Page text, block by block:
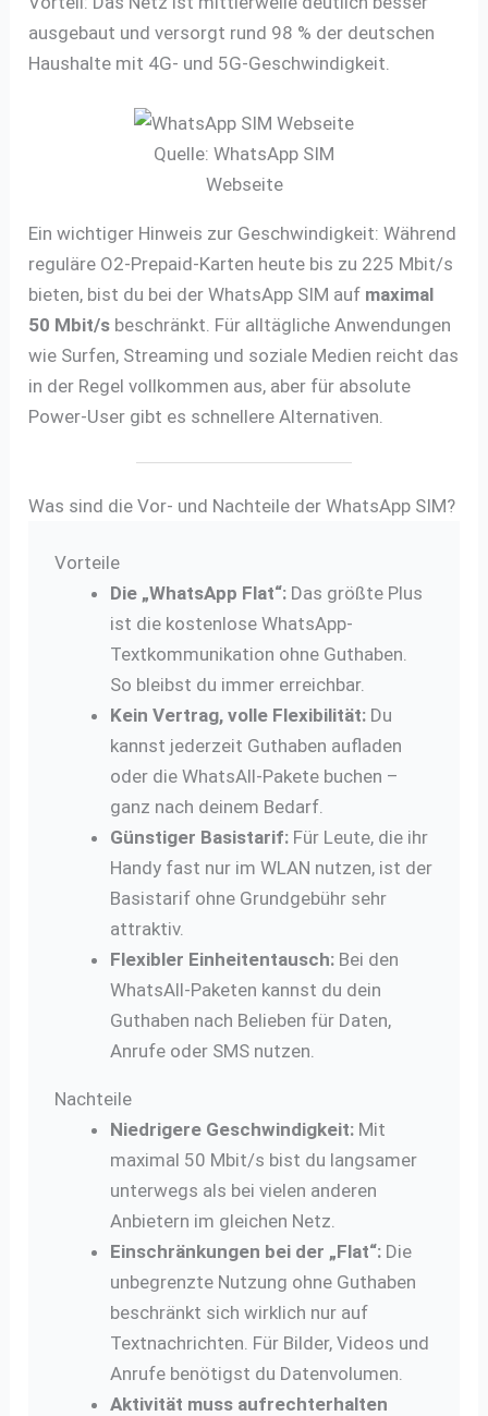
ausgebaut und versorgt rund 98 % der deutschen
Haushalte mit 4G- und 5G-Geschwindigkeit.
Quelle: WhatsApp SIM
Webseite
Ein wichtiger Hinweis zur Geschwindigkeit: Während
reguläre O2-Prepaid-Karten heute bis zu 225 Mbit/s
bieten, bist du bei der WhatsApp SIM auf maximal
50 Mbit/s beschränkt. Für alltägliche Anwendungen
wie Surfen, Streaming und soziale Medien reicht das
in der Regel vollkommen aus, aber für absolute
Power-User gibt es schnellere Alternativen.
Was sind die Vor- und Nachteile der WhatsApp SIM?
Vorteile
Die „WhatsApp Flat“: Das größte Plus
ist die kostenlose WhatsApp-
Textkommunikation ohne Guthaben.
So bleibst du immer erreichbar.
Kein Vertrag, volle Flexibilität: Du
kannst jederzeit Guthaben aufladen
oder die WhatsAll-Pakete buchen –
ganz nach deinem Bedarf.
Günstiger Basistarif: Für Leute, die ihr
Handy fast nur im WLAN nutzen, ist der
Basistarif ohne Grundgebühr sehr
attraktiv.
Flexibler Einheitentausch: Bei den
WhatsAll-Paketen kannst du dein
Guthaben nach Belieben für Daten,
Anrufe oder SMS nutzen.
Nachteile
Niedrigere Geschwindigkeit: Mit
maximal 50 Mbit/s bist du langsamer
unterwegs als bei vielen anderen
Anbietern im gleichen Netz.
Einschränkungen bei der „Flat“: Die
unbegrenzte Nutzung ohne Guthaben
beschränkt sich wirklich nur auf
Textnachrichten. Für Bilder, Videos und
Anrufe benötigst du Datenvolumen.
Aktivität muss aufrechterhalten